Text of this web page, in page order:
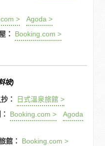
>
Agoda >
：
Booking.com >
坡)
：
日式溫泉旅館 >
Booking.com >
Agoda
館：
Booking.com >